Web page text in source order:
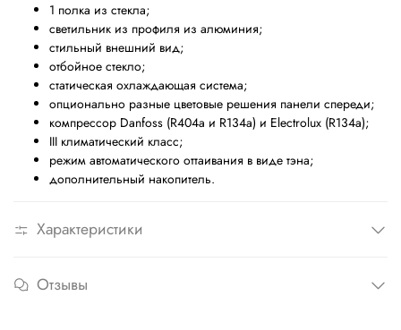
1 полка из стекла;
светильник из профиля из алюминия;
стильный внешний вид;
отбойное стекло;
статическая охлаждающая система;
опционально разные цветовые решения панели спереди;
компрессор Danfoss (R404a и R134a) и Electrolux (R134a);
III климатический класс;
режим автоматического оттаивания в виде тэна;
дополнительный накопитель.
Характеристики
Отзывы